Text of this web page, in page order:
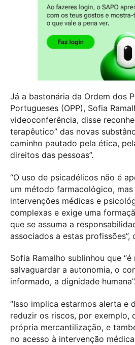
Já a bastonária da Ordem dos
Portugueses (OPP), Sofia
videoconferência, disse
terapêutico” das novas
caminho pautado pela ética,
direitos das pessoas”.
“O uso de psicadélicos não é
um método farmacológico, mas
intervenções médicas e
complexas e exige uma
que se assuma a
associados a estas profissões”,
Sofia Ramalho sublinhou que “é
salvaguardar a autonomia, o
informado, a dignidade humana”.
“Isso implica estarmos alerta e
reduzir os riscos, por exemplo,
própria mercantilização, e
no acesso à intervenção